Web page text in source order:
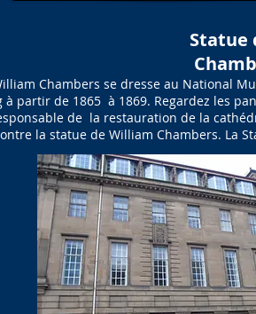
Statue
Chambers se dresse au National
à partir de 1865 à 1869. Regardez les
de la restauration de la
la statue de William Chambers. La